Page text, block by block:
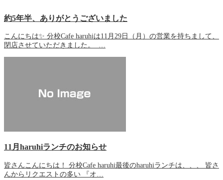
約5年半、ありがとうございました
こんにちは✨ 分校Cafe haruhiは11月29日（月）の営業を持ちまして、
閉店させていただきました。 …
11月haruhiランチのお知らせ
皆さんこんにちは！ 分校Cafe haruhi最後のharuhiランチは、、、 皆さ
んからリクエストの多い 『オ…